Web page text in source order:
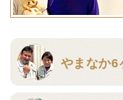
やまなか6